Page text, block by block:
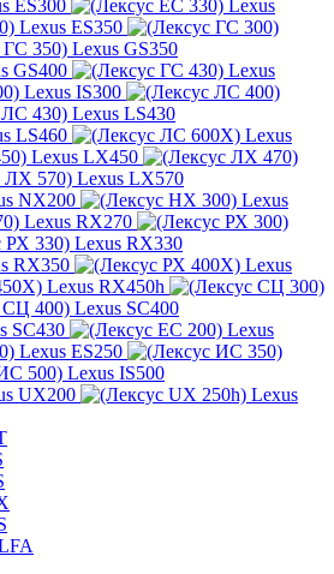
ES300
Lexus
Lexus ES350
Lexus GS350
GS400
Lexus
Lexus IS300
Lexus LS430
LS460
Lexus
Lexus LX450
Lexus LX570
NX200
Lexus
Lexus RX270
Lexus RX330
RX350
Lexus
Lexus RX450h
Lexus SC400
SC430
Lexus
Lexus ES250
Lexus IS500
UX200
Lexus